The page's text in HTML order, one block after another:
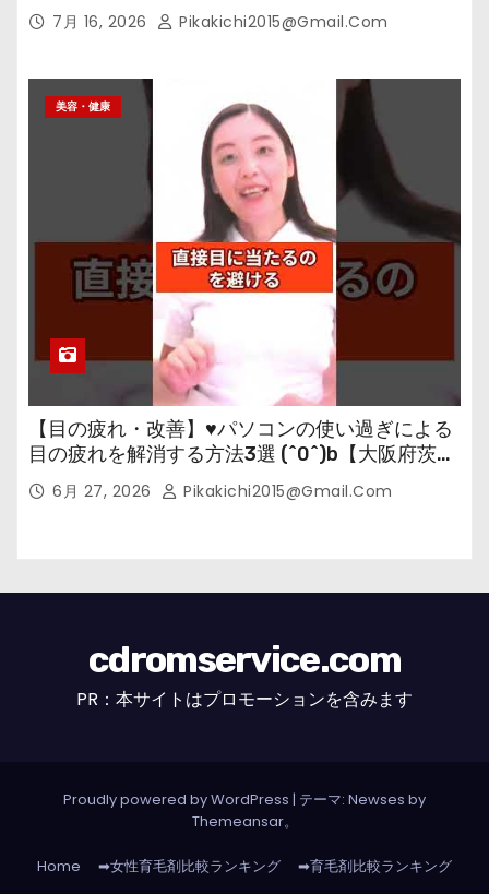
7月 16, 2026 Pikakichi2015@gmail.com
美容・健康
【目の疲れ・改善】♥パソコンの使い過ぎによる
目の疲れを解消する方法3選 (^0^)b【大阪府茨木
市の女性・美容鍼灸・整体師が教えます。】
6月 27, 2026 Pikakichi2015@gmail.com
cdromservice.com
PR：本サイトはプロモーションを含みます
Proudly powered by WordPress | テーマ: Newses by
Themeansar。
Home ➡女性育毛剤比較ランキング ➡育毛剤比較ランキング